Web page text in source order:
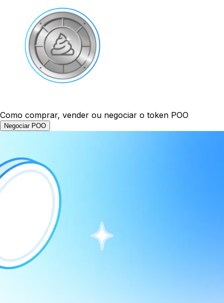
Como comprar, vender ou negociar o token POO
Negociar POO